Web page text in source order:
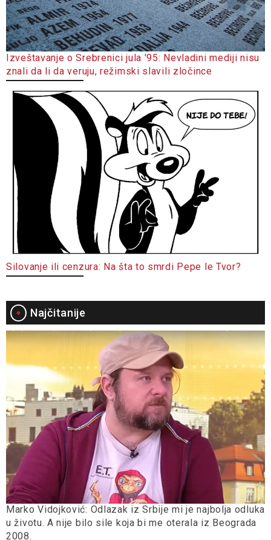
Izveštavanje o Srebrenici jula '95: Nevladini mediji nisu
znali da li da veruju, režimski slavili zločince
Silovanje ili cenzura: Na šta to smrdi Pepe le Tvor?
Najčitanije
Marko Vidojković: Odlazak iz Srbije mi je najbolja odluka
u životu. A nije bilo sile koja bi me oterala iz Beograda
2008.